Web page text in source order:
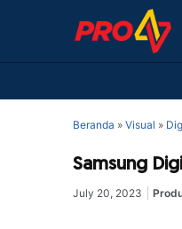
Beranda » Visual »
Samsung
July 20, 2023